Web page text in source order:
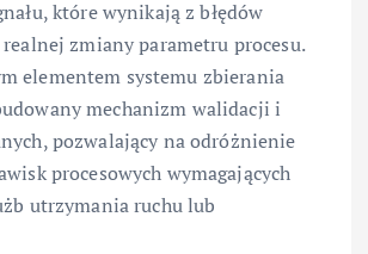
które wynikają z błędów
zmiany parametru procesu.
elementem systemu zbierania
mechanizm walidacji i
pozwalający na odróżnienie
procesowych wymagających
utrzymania ruchu lub